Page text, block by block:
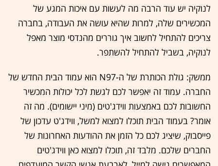
לנוקיה יש עוד הרבה מה לעשות עם איכות המגע של
המכשירים שלה, למרות שהיא עושה את העבודה, בחברה
צריכים להתחיל לחשוב איך גוררים מהנדסי מוצר מאפל
לנוקיה, בשביל להתחיל להשתפר.
ממשק: גולת הכותרת של ה-N97 הוא עמוד הבית החדש של
החברה. עמוד זה יאפשר לכם לגשת לכל יכולות המכשיר
החשובות לכם באמצעות ווידג'טים (מיני יישומים). מה זה
אומר? בעמוד הבית תוכלו למצוא למשל, ווידג'ט עדכון של
פייסבוק, שיציג לכם כל הזמן את ההודעות האחרונות של
החברים שלכם. מלבד זה, תוכלו למצוא כאן ווידג'טים